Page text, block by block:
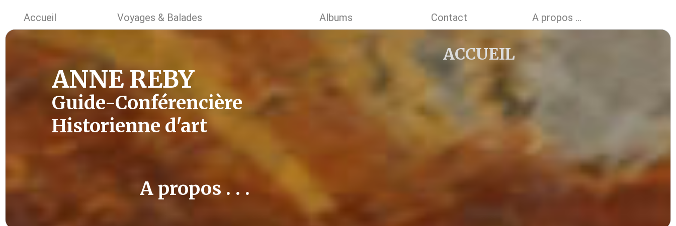
Accueil Voyages & Balades Albums Contact A propos ...
ANNE REBY
Guide-Conférencière
Historienne d'art
ACCUEIL
A propos . . .